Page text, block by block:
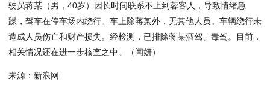
驶员蒋某（男， 40岁）因长时间联系不上到蓉客人，导致情绪急
躁， 驾车在停车场内绕行。车上除蒋某外，无其他人员。车辆绕行未
造成人员伤亡和财产损失。经检测，已排除蒋某酒驾、毒驾。目前，
相关情况还在进一步核查之中。（闫妍）
来源：新浪网